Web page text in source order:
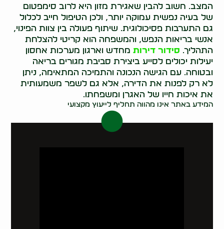
המצב. חשוב להבין שאגירת מזון היא לרוב סימפטום
של בעיה נפשית עמוקה יותר, ולכן הטיפול חייב לכלול
גם התערבות פסיכולוגית. שיתוף פעולה בין צוות הפינוי,
אנשי בריאות הנפש, והמשפחה הוא קריטי להצלחת
התהליך. סידור דירות מחדש וארגון מערכות אחסון
יעילות יכולים לסייע ביצירת סביבת מגורים בריאה
ובטוחה. עם הגישה הנכונה והתמיכה המתאימה, ניתן
לא רק לפנות את הדירה, אלא גם לשפר משמעותית
את איכות חייו של האגרן ומשפחתו.
המידע באתר אינו מהווה תחליף לייעוץ מקצועי